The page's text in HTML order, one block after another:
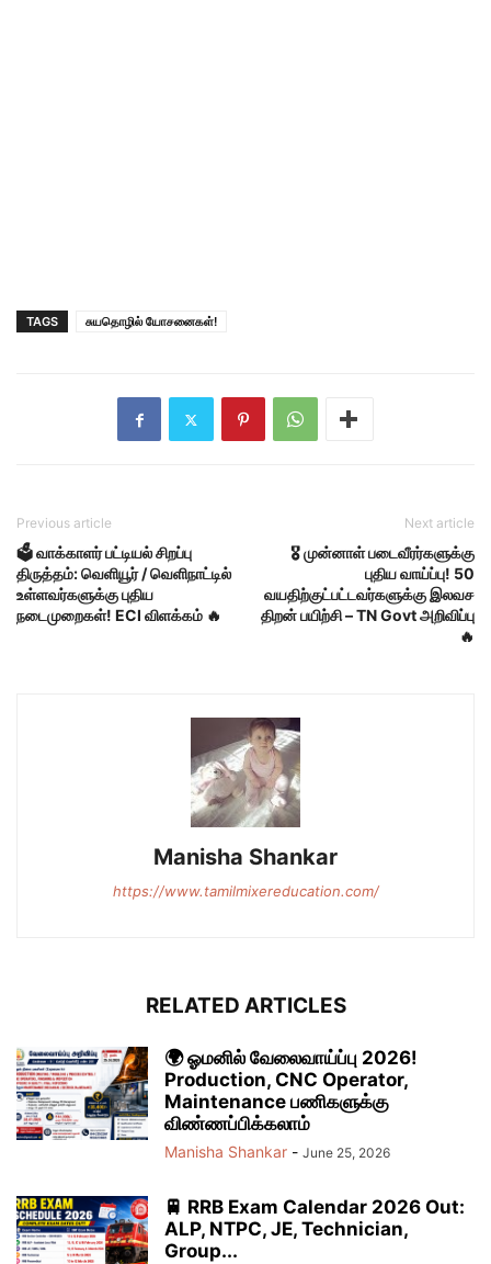
TAGS சுயதொழில் யோசனைகள்!
Previous article
🗳️ வாக்காளர் பட்டியல் சிறப்பு
திருத்தம்: வெளியூர் / வெளிநாட்டில்
உள்ளவர்களுக்கு புதிய
நடைமுறைகள்! ECI விளக்கம் 🔥
Next article
🎖️ முன்னாள் படைவீரர்களுக்கு
புதிய வாய்ப்பு! 50
வயதிற்குட்பட்டவர்களுக்கு இலவச
திறன் பயிற்சி – TN Govt அறிவிப்பு
🔥
Manisha Shankar
https://www.tamilmixereducation.com/
RELATED ARTICLES
🌍 ஓமனில் வேலைவாய்ப்பு 2026!
Production, CNC Operator,
Maintenance பணிகளுக்கு
விண்ணப்பிக்கலாம்
Manisha Shankar - June 25, 2026
🚆 RRB Exam Calendar 2026 Out:
ALP, NTPC, JE, Technician,
Group...